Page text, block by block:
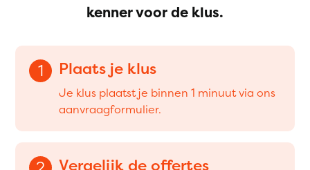
kenner voor de klus.
1 Plaats je klus
Je klus plaatst je binnen 1 minuut via ons
aanvraagformulier.
Vergelijk de offertes